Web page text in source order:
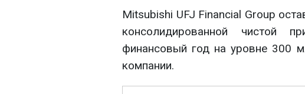
Mitsubishi UFJ Financial Group
консолидированной чистой
финансовый год на уровне 300
компании.